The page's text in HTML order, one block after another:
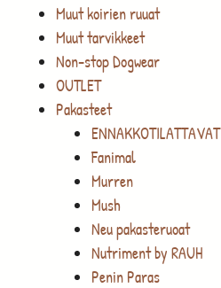
Muut koirien ruuat
Muut tarvikkeet
Non-stop Dogwear
OUTLET
Pakasteet
ENNAKKOTILATTAVAT
Fanimal
Murren
Mush
Neu pakasteruoat
Nutriment by RAUH
Penin Paras